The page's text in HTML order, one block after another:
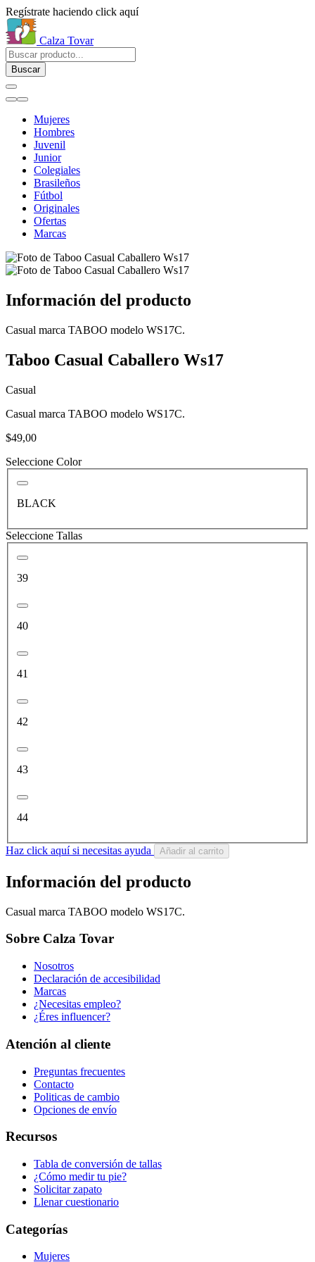
Regístrate haciendo click aquí
Calza Tovar
Buscar
Mujeres
Hombres
Juvenil
Junior
Colegiales
Brasileños
Fútbol
Originales
Ofertas
Marcas
Información del producto
Casual marca TABOO modelo WS17C.
Taboo Casual Caballero Ws17
Casual
Casual marca TABOO modelo WS17C.
$49,00
Seleccione Color
BLACK
Seleccione Tallas
39
40
41
42
43
44
Haz click aquí si necesitas ayuda Añadir al carrito
Información del producto
Casual marca TABOO modelo WS17C.
Sobre Calza Tovar
Nosotros
Declaración de accesibilidad
Marcas
¿Necesitas empleo?
¿Éres influencer?
Atención al cliente
Preguntas frecuentes
Contacto
Politicas de cambio
Opciones de envío
Recursos
Tabla de conversión de tallas
¿Cómo medir tu pie?
Solicitar zapato
Llenar cuestionario
Categorías
Mujeres